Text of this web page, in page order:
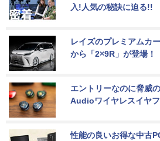
入!人気の秘訣に迫る!!
レイズのプレミアムカ
から「2×9R」が登場！
エントリーなのに脅威
Audioワイヤレスイヤ
性能の良いお得な中古